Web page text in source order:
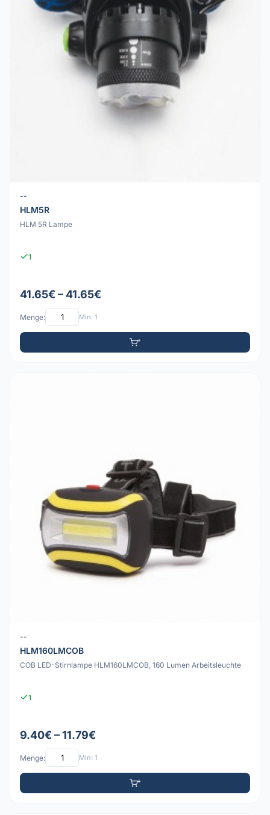
--
HLM5R
HLM 5R Lampe
1
41.65€ – 41.65€
Menge: Min: 1
--
HLM160LMCOB
COB LED-Stirnlampe HLM160LMCOB, 160 Lumen Arbeitsleuchte
1
9.40€ – 11.79€
Menge: Min: 1